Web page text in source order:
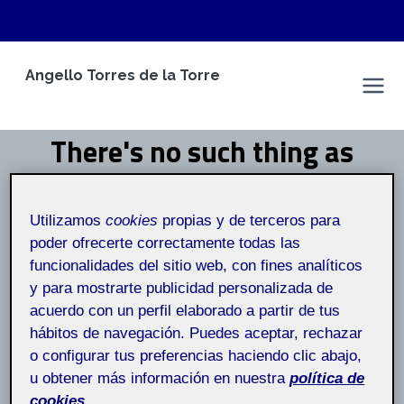
Angello Torres de la Torre
There's no such thing as
(Martin Scorsese)
Inicio / There's no such thing as simple. Simple is hard
(Martin Scorsese)
There’s no such thing as simple. Simple is hard
(Martin Scorsese)
Utilizamoscookies propias y de terceros para
poder ofrecerte correctamente todas las
funcionalidades del sitio web, con fines analíticos
y para mostrarte publicidad personalizada de
acuerdo con un perfil elaborado a partir de tus
hábitos de navegación. Puedes aceptar, rechazar
o configurar tus preferencias haciendo clic abajo,
u obtener más información en nuestra política de